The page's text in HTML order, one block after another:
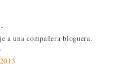
a una compañera bloguera.